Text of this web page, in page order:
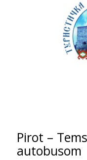
Pirot –
autobusom